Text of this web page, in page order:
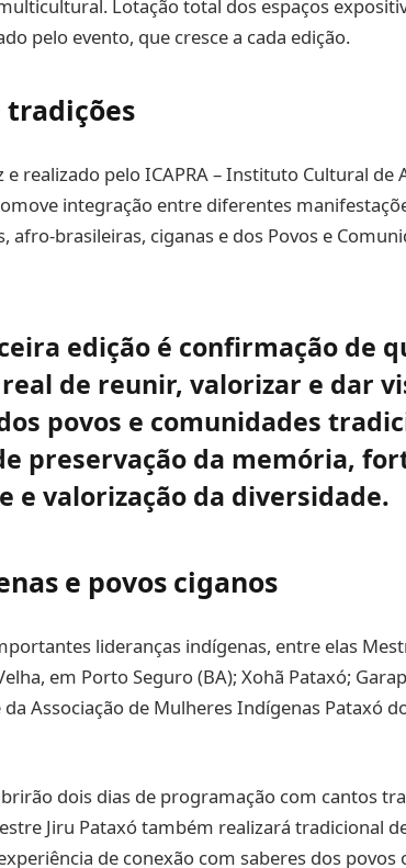
Lotação total dos espaços
pelo evento, que cresce a cada edição.
realizado pelo ICAPRA – Instituto Cultural de
integração entre diferentes
afro-brasileiras, ciganas e dos Povos e
edição é confirmação de
de reunir, valorizar e dar
povos e comunidades
preservação da memória,
e valorização da diversidade.
e povos ciganos
lideranças indígenas, entre elas
em Porto Seguro (BA); Xohã Pataxó;
Associação de Mulheres Indígenas Pataxó
dois dias de programação com cantos
Jiru Pataxó também realizará tradicional
de conexão com saberes dos povos